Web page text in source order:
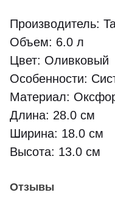
Производитель:
Объем: 6.0 л
Цвет: Оливковый
Особенности:
Материал:
Длина: 28.0 см
Ширина: 18.0 см
Высота: 13.0 см
Отзывы